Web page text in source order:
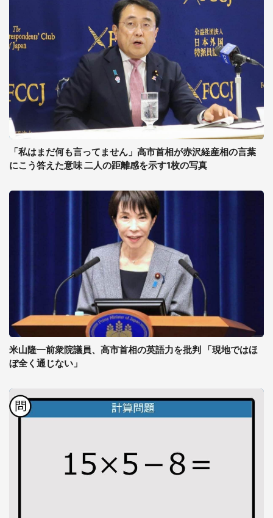
「私はまだ何も言ってません」高市首相が赤沢経産相の言葉
にこう答えた意味 二人の距離感を示す1枚の写真
米山隆一前衆院議員、高市首相の英語力を批判 「現地ではほ
ぼ全く通じない」